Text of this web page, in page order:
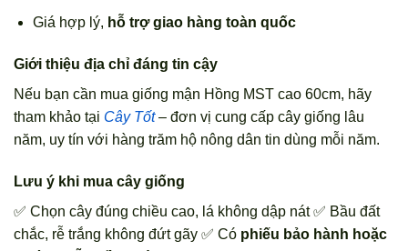
Giá hợp lý, hỗ trợ giao hàng toàn quốc
Giới thiệu địa chỉ đáng tin cậy
Nếu bạn cần mua giống mận Hồng MST cao 60cm, hãy
tham khảo tại Cây Tốt– đơn vị cung cấp cây giống lâu
năm, uy tín với hàng trăm hộ nông dân tin dùng mỗi năm.
Lưu ý khi mua cây giống
✅ Chọn cây đúng chiều cao, lá không dập nát ✅ Bầu đất
chắc, rễ trắng không đứt gãy ✅ Có phiếu bảo hành hoặc